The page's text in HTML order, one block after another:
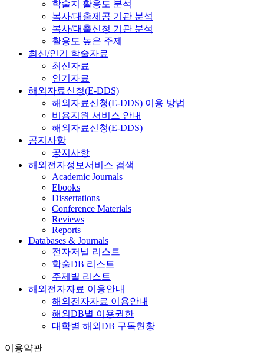
학술지 활용도 분석
복사/대출제공 기관 분석
복사/대출신청 기관 분석
활용도 높은 주제
최신/인기 학술자료
최신자료
인기자료
해외자료신청(E-DDS)
해외자료신청(E-DDS) 이용 방법
비용지원 서비스 안내
해외자료신청(E-DDS)
공지사항
공지사항
해외전자정보서비스 검색
Academic Journals
Ebooks
Dissertations
Conference Materials
Reviews
Reports
Databases & Journals
전자저널 리스트
학술DB 리스트
주제별 리스트
해외전자자료 이용안내
해외전자자료 이용안내
해외DB별 이용권한
대학별 해외DB 구독현황
이용약관